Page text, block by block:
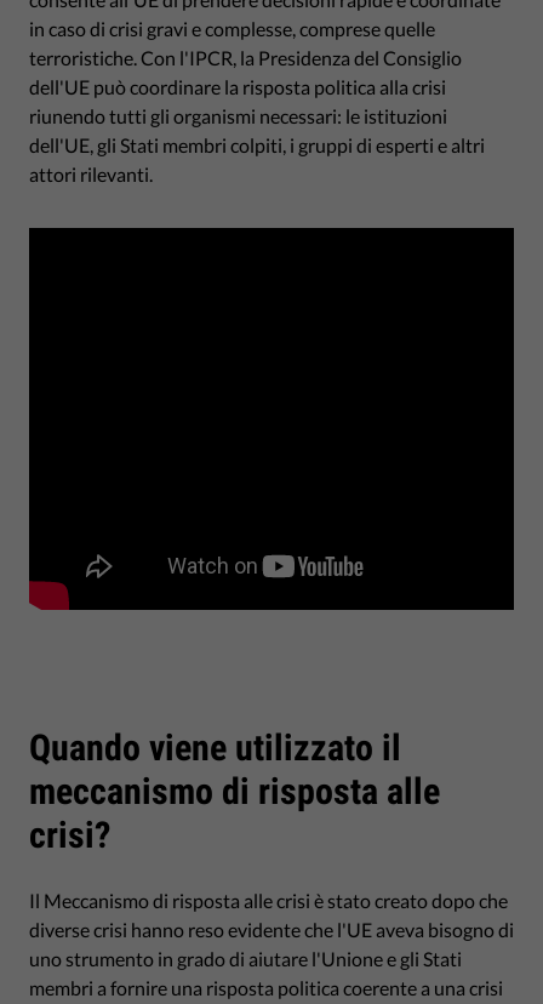
in caso di crisi gravi e complesse, comprese quelle
terroristiche. Con l'IPCR, la Presidenza del Consiglio
dell'UE può coordinare la risposta politica alla crisi
riunendo tutti gli organismi necessari: le istituzioni
dell'UE, gli Stati membri colpiti, i gruppi di esperti e altri
attori rilevanti.
Quando viene utilizzato il
meccanismo di risposta alle
crisi?
Il Meccanismo di risposta alle crisi è stato creato dopo che
diverse crisi hanno reso evidente che l'UE aveva bisogno di
uno strumento in grado di aiutare l'Unione e gli Stati
membri a fornire una risposta politica coerente a una crisi